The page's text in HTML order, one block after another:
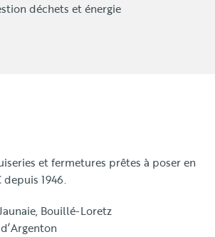
déchets et énergie
et fermetures prêtes à poser en
1946.
Bouillé-Loretz